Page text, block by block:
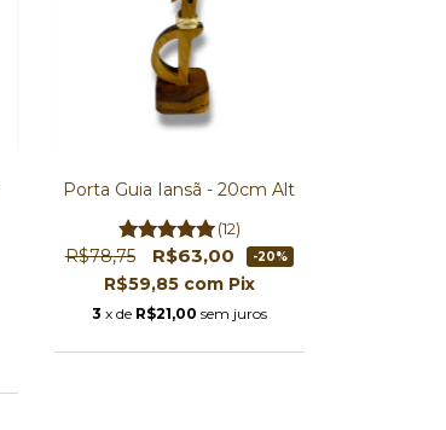
Porta Guia Iansã - 20cm Alt
(12)
R$78,75 R$63,00 -20%
R$59,85 com Pix
3 x de R$21,00 sem juros